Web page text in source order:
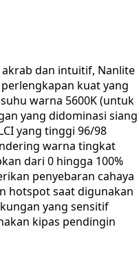
dan intuitif, Nanlite
perlengkapan kuat yang
warna 5600K (untuk
yang didominasi siang
yang tinggi 96/98
warna tingkat
dari 0 hingga 100%
penyebaran cahaya
hotspot saat digunakan
yang sensitif
kipas pendingin